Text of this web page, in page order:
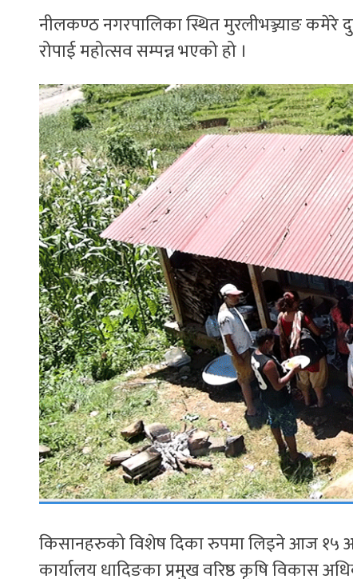
नीलकण्ठ नगरपालिका स्थित मुरलीभञ्ज्याङ कमेरे
रोपाई महोत्सव सम्पन्न भएको हो ।
किसानहरुको विशेष दिका रुपमा लिइने आज १५
कार्यालय धादिङका प्रमुख वरिष्ठ कृषि विकास